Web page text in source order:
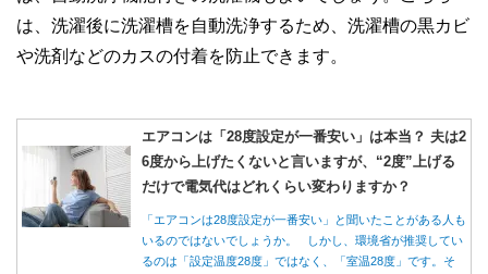
は、洗濯後に洗濯槽を自動洗浄するため、洗濯槽の黒カビ
や洗剤などのカスの付着を防止できます。
エアコンは「28度設定が一番安い」は本当？ 夫は2
6度から上げたくないと言いますが、“2度”上げる
だけで電気代はどれくらい変わりますか？
「エアコンは28度設定が一番安い」と聞いたことがある人も
いるのではないでしょうか。 しかし、環境省が推奨してい
るのは「設定温度28度」ではなく、「室温28度」です。そ